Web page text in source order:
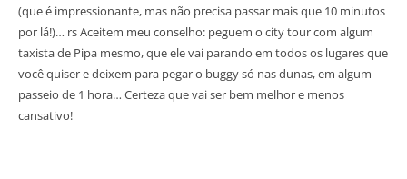
(que é impressionante, mas não precisa passar mais que 10 minutos
por lá!)… rs Aceitem meu conselho: peguem o city tour com algum
taxista de Pipa mesmo, que ele vai parando em todos os lugares que
você quiser e deixem para pegar o buggy só nas dunas, em algum
passeio de 1 hora… Certeza que vai ser bem melhor e menos
cansativo!